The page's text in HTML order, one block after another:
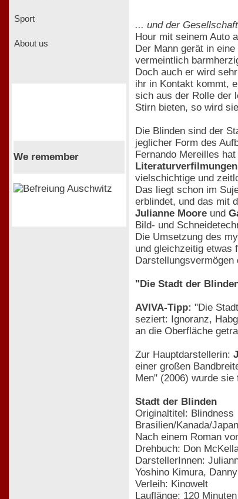
Sport
About us
We remember
... und der
Hour mit seinem Auto
Der Mann gerät in
vermeintlich
Doch auch er wird
ihr in Kontakt kommt,
sich aus der Rolle der
Stirn bieten, so wird
Die Blinden sind der
jeglicher Form des
Fernando Mereilles
Literaturverfilmungen
vielschichtige und
Das liegt schon im
erblindet, und das mit
Julianne Moore und
Bild- und
Die Umsetzung des
und gleichzeitig etwas
"Die Stadt der
AVIVA-Tipp: "Die
seziert: Ignoranz,
an die Oberfläche
Zur Hauptdarstellerin:
einer großen
Men" (2006) wurde
Stadt der Blinden
Originaltitel: Blindness
Brasilien/Kanada/
Nach einem Roman
Drehbuch: Don
DarstellerInnen:
Yoshino Kimura,
Verleih: Kinowelt
Lauflänge: 120 Minuten